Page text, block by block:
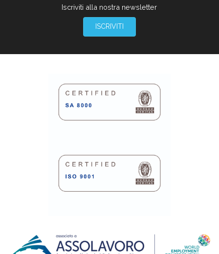
Iscriviti alla nostra newsletter
ISCRIVITI